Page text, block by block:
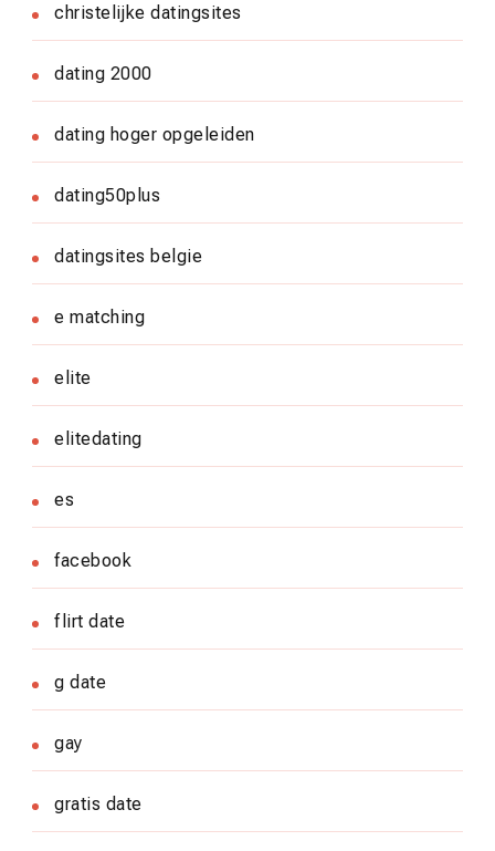
christelijke datingsites
dating 2000
dating hoger opgeleiden
dating50plus
datingsites belgie
e matching
elite
elitedating
es
facebook
flirt date
g date
gay
gratis date